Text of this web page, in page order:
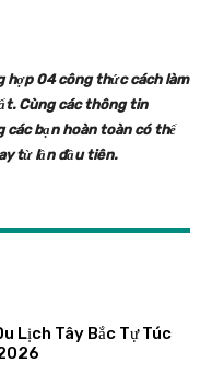
hợp 04 công thức cách làm
Cùng các thông tin
bạn hoàn toàn có thể
từ lần đầu tiên.
Lịch Tây Bắc Tự Túc